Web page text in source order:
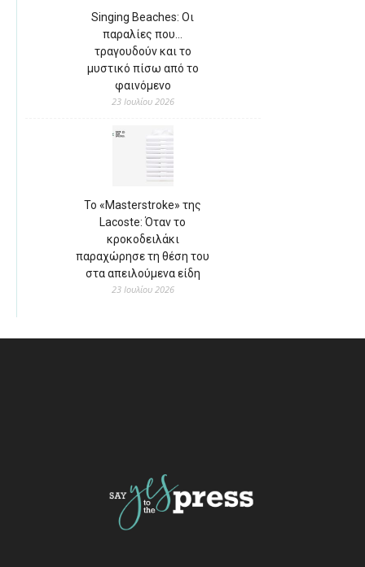
Singing Beaches: Οι
παραλίες που…
τραγουδούν και το
μυστικό πίσω από το
φαινόμενο
23 Ιουλίου 2026
Το «Masterstroke» της
Lacoste: Όταν το
κροκοδειλάκι
παραχώρησε τη θέση του
στα απειλούμενα είδη
23 Ιουλίου 2026